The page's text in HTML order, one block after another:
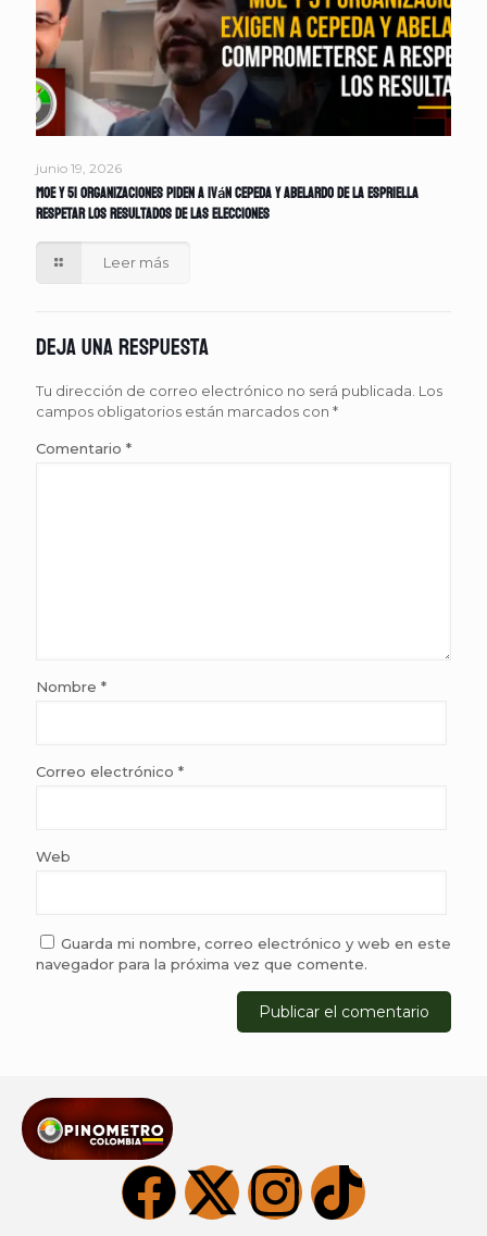
junio 19, 2026
MOE y 51 organizaciones piden a Iván Cepeda y Abelardo de la Espriella
respetar los resultados de las elecciones
Leer más
Deja una respuesta
Tu dirección de correo electrónico no será publicada. Los
campos obligatorios están marcados con *
Comentario *
Nombre *
Correo electrónico *
Web
Guarda mi nombre, correo electrónico y web en este
navegador para la próxima vez que comente.